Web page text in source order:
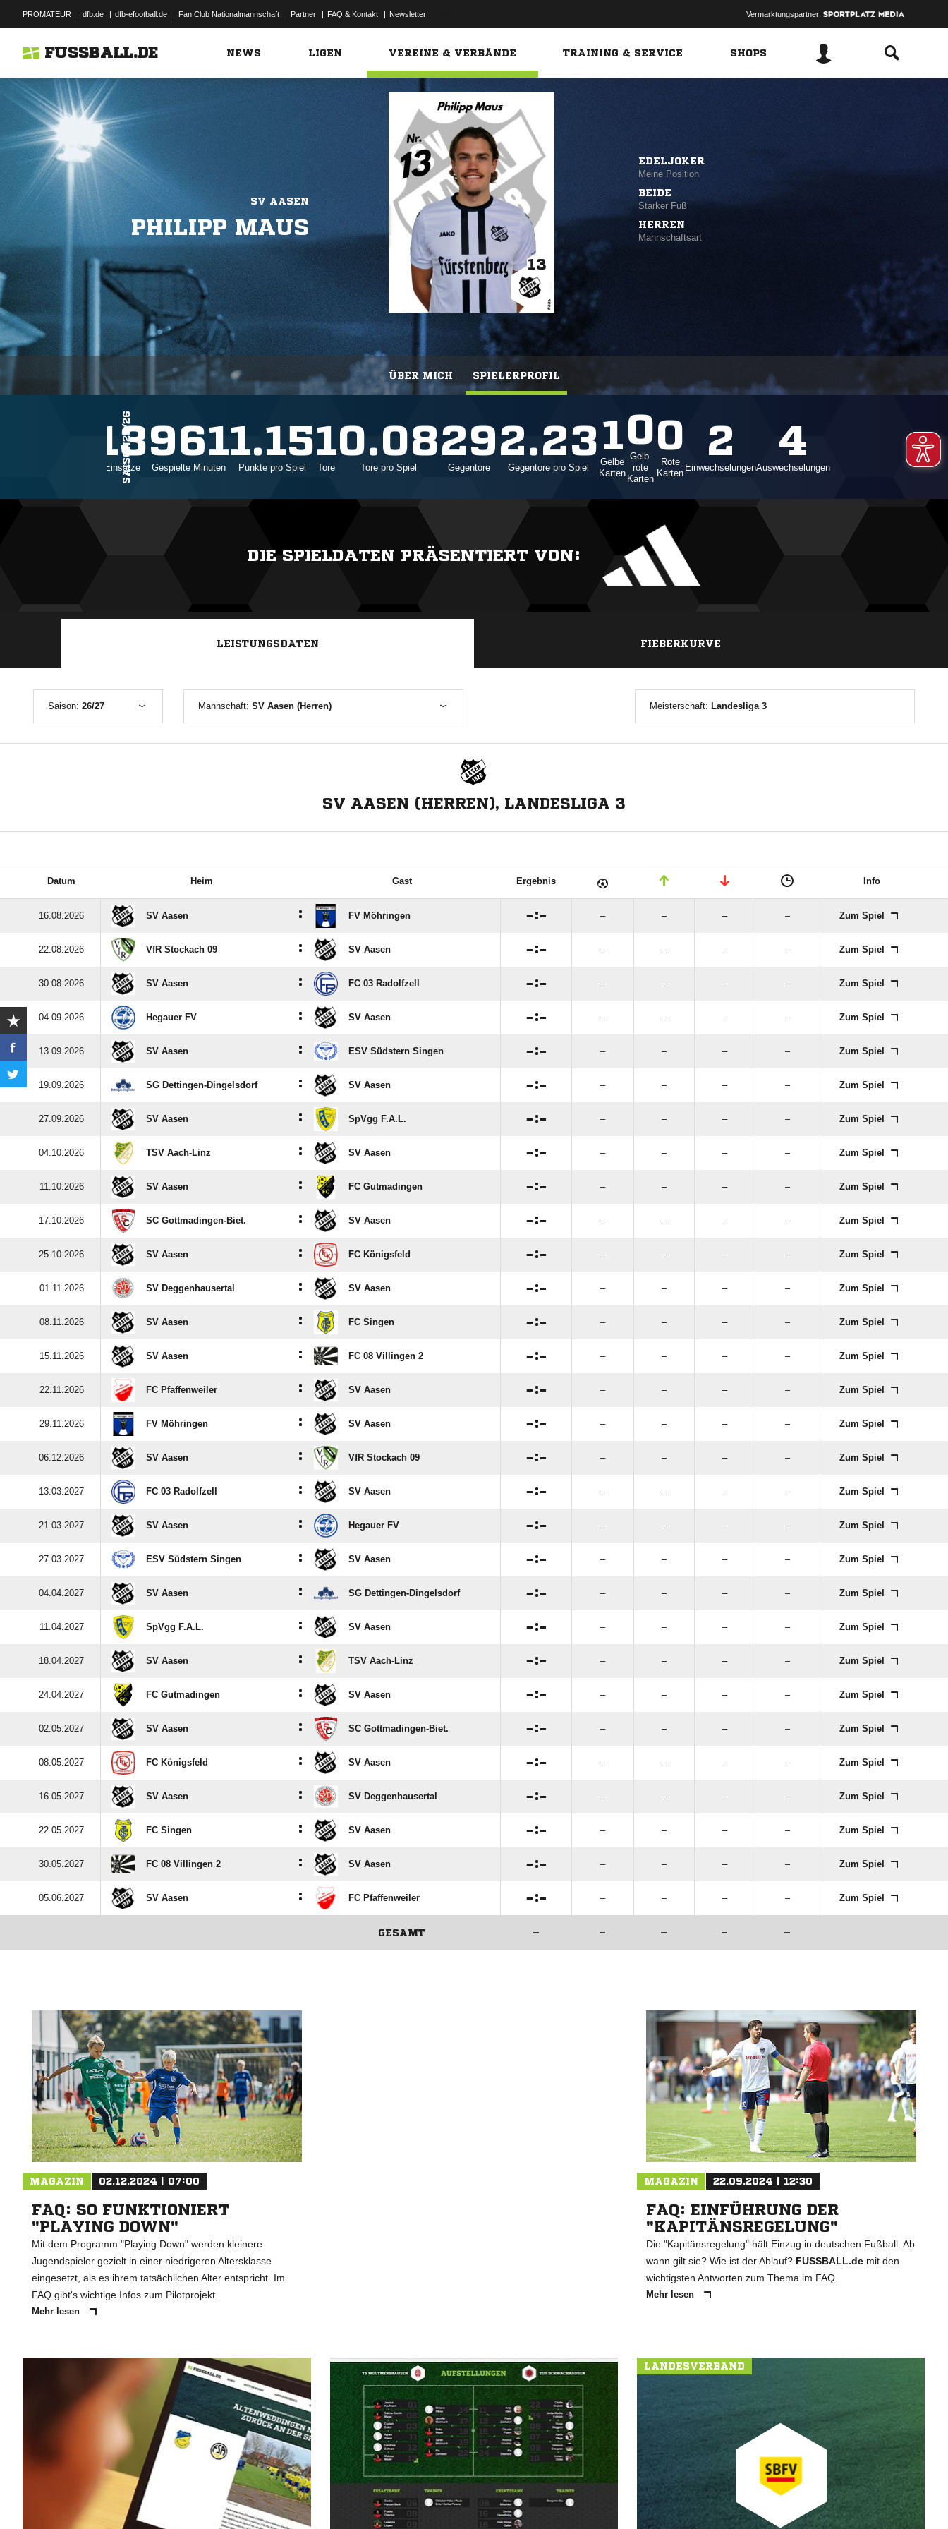
PROMATEUR | dfb.de | dfb-efootball.de | Fan Club Nationalmannschaft | Partner | FAQ & Kontakt | Newsletter Vermarktungspartner:
FUSSBALL.DE NEWS LIGEN VEREINE & VERBÄNDE TRAINING & SERVICE SHOPS
ÜBER MICH SPIELERPROFIL
SV AASEN
PHILIPP MAUS
13
EDELJOKER
Meine Position
BEIDE
Starker Fuß
HERREN
Mannschaftsart
SAISON25/26
13
Einsätze
961
Gespielte Minuten
1.15
Punkte pro Spiel
1
Tore
0.08
Tore pro Spiel
29
Gegentore
2.23
Gegentore pro Spiel
1
Gelbe
Karten
0
Gelb-
rote
Karten
0
Rote
Karten
2
Einwechselungen
4
Auswechselungen
DIE SPIELDATEN PRÄSENTIERT VON:
LEISTUNGSDATEN FIEBERKURVE
Saison: 26/27 Mannschaft:SV Aasen (Herren) Meisterschaft: Landesliga 3
SV AASEN (HERREN), LANDESLIGA 3
Datum Heim Gast Ergebnis Info
16.08.2026 SV Aasen : FV Möhringen : – – – – Zum Spiel
22.08.2026 VfR Stockach 09 : SV Aasen : – – – – Zum Spiel
30.08.2026 SV Aasen : FC 03 Radolfzell : – – – – Zum Spiel
04.09.2026 Hegauer FV : SV Aasen : – – – – Zum Spiel
13.09.2026 SV Aasen : ESV Südstern Singen : – – – – Zum Spiel
19.09.2026 SG Dettingen-Dingelsdorf : SV Aasen : – – – – Zum Spiel
27.09.2026 SV Aasen : SpVgg F.A.L. : – – – – Zum Spiel
04.10.2026 TSV Aach-Linz : SV Aasen : – – – – Zum Spiel
11.10.2026 SV Aasen : FC Gutmadingen : – – – – Zum Spiel
17.10.2026 SC Gottmadingen-Biet. : SV Aasen : – – – – Zum Spiel
25.10.2026 SV Aasen : FC Königsfeld : – – – – Zum Spiel
01.11.2026 SV Deggenhausertal : SV Aasen : – – – – Zum Spiel
08.11.2026 SV Aasen : FC Singen : – – – – Zum Spiel
15.11.2026 SV Aasen : FC 08 Villingen 2 : – – – – Zum Spiel
22.11.2026 FC Pfaffenweiler : SV Aasen : – – – – Zum Spiel
29.11.2026 FV Möhringen : SV Aasen : – – – – Zum Spiel
06.12.2026 SV Aasen : VfR Stockach 09 : – – – – Zum Spiel
13.03.2027 FC 03 Radolfzell : SV Aasen : – – – – Zum Spiel
21.03.2027 SV Aasen : Hegauer FV : – – – – Zum Spiel
27.03.2027 ESV Südstern Singen : SV Aasen : – – – – Zum Spiel
04.04.2027 SV Aasen : SG Dettingen-Dingelsdorf : – – – – Zum Spiel
11.04.2027 SpVgg F.A.L. : SV Aasen : – – – – Zum Spiel
18.04.2027 SV Aasen : TSV Aach-Linz : – – – – Zum Spiel
24.04.2027 FC Gutmadingen : SV Aasen : – – – – Zum Spiel
02.05.2027 SV Aasen : SC Gottmadingen-Biet. : – – – – Zum Spiel
08.05.2027 FC Königsfeld : SV Aasen : – – – – Zum Spiel
16.05.2027 SV Aasen : SV Deggenhausertal : – – – – Zum Spiel
22.05.2027 FC Singen : SV Aasen : – – – – Zum Spiel
30.05.2027 FC 08 Villingen 2 : SV Aasen : – – – – Zum Spiel
05.06.2027 SV Aasen : FC Pfaffenweiler : – – – – Zum Spiel
GESAMT – – – – –
MAGAZIN 02.12.2024 | 07:00
FAQ: SO FUNKTIONIERT
"PLAYING DOWN"
Mit dem Programm "Playing Down" werden kleinere
Jugendspieler gezielt in einer niedrigeren Altersklasse
eingesetzt, als es ihrem tatsächlichen Alter entspricht. Im
FAQ gibt's wichtige Infos zum Pilotprojekt.
Mehr lesen
MAGAZIN 22.09.2024 | 12:30
FAQ: EINFÜHRUNG DER
"KAPITÄNSREGELUNG"
Die "Kapitänsregelung" hält Einzug in deutschen Fußball. Ab
wann gilt sie? Wie ist der Ablauf? FUSSBALL.de mit den
wichtigsten Antworten zum Thema im FAQ.
Mehr lesen
LANDESVERBAND